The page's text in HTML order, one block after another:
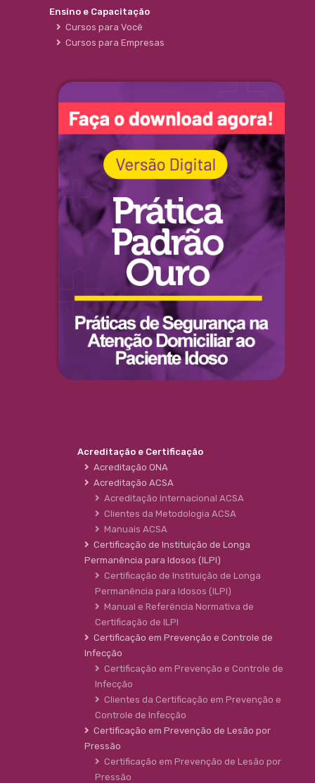
Ensino e Capacitação
Cursos para Você
Cursos para Empresas
Acreditação e Certificação
Acreditação ONA
Acreditação ACSA
Acreditação Internacional ACSA
Clientes da Metodologia ACSA
Manuais ACSA
Certificação de Instituição de Longa
Permanência para Idosos (ILPI)
Certificação de Instituição de Longa
Permanência para Idosos (ILPI)
Manual e Referência Normativa de
Certificação de ILPI
Certificação em Prevenção e Controle de
Infecção
Certificação em Prevenção e Controle de
Infecção
Clientes da Certificação em Prevenção e
Controle de Infecção
Certificação em Prevenção de Lesão por
Pressão
Certificação em Prevenção de Lesão por
Pressão